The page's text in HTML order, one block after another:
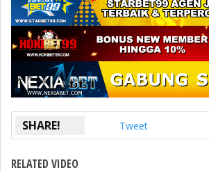
SHARE! Tweet
RELATED VIDEO